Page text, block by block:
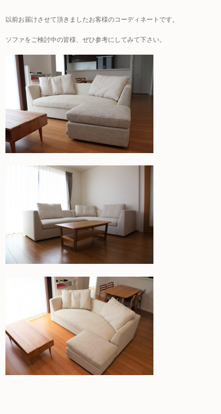
以前お届けさせて頂きましたお客様のコーディネートです。
ソファをご検討中の皆様、ぜひ参考にしてみて下さい。